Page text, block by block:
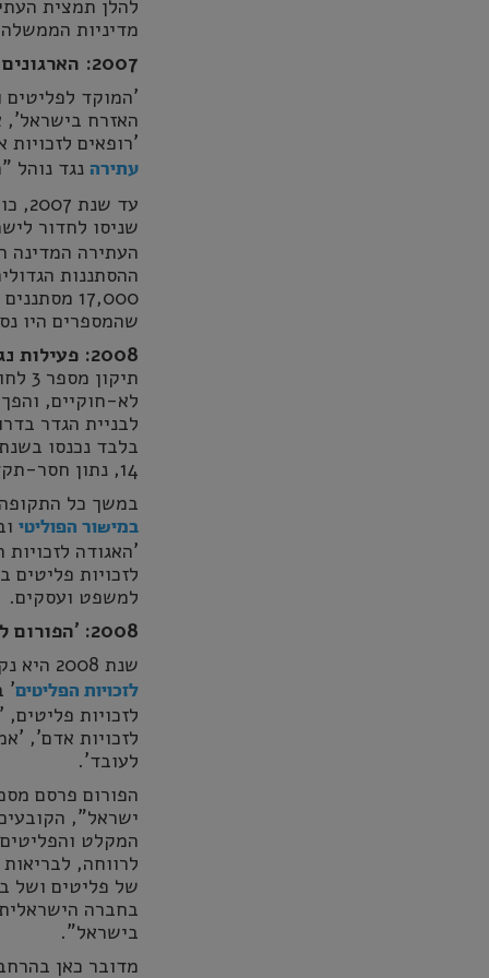
להלן תמצית
מדיניות
2007: הארגונים פועלים נגד נוהל "החזרה חמה"
'המוקד לפליטים
האזרח בישראל',
'רופאים
עתירה נגד נוהל
עד
שניסו לחדור
העתירה המדינה
ההסתננות
שהמספרים היו
2008: פעילות נגד החוק למניעת הסתננות
לא-חוקיים,
14, נתון חסר-תקדים ביחס למדינות אירופה שהתמודדו עם משבר דומה.
במשך כל התקופה
במישור הפוליטי
'האגודה
לזכויות פליטים
למשפט ועסקים.
2008: 'הפורום לזכויות הפליטים'
שנת 2008 היא נקודה חשובה בציר הזמן, שכן בשנה זו הארגונים מקימים את '
לזכויות הפליטים'
לזכויות
לזכויות אדם',
לעובד'.
הפורום פרסם
ישראל",
המקלט
לרווחה,
של פליטים ושל
בחברה
בישראל".
מדובר כאן